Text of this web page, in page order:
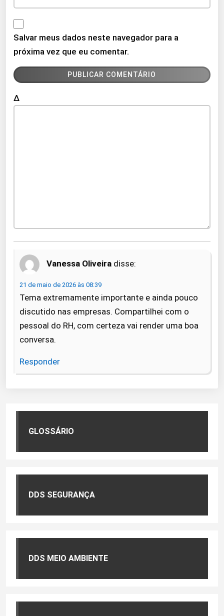
Salvar meus dados neste navegador para a
próxima vez que eu comentar.
Δ
Vanessa Oliveira disse:
21 de maio de 2026 às 08:39
Tema extremamente importante e ainda pouco
discutido nas empresas. Compartilhei com o
pessoal do RH, com certeza vai render uma boa
conversa.
Responder
GLOSSÁRIO
DDS SEGURANÇA
DDS MEIO AMBIENTE